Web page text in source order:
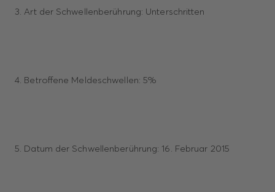
3. Art der Schwellenberührung: Unterschritten
4. Betroffene Meldeschwellen: 5%
5. Datum der Schwellenberührung: 16. Februar 2015